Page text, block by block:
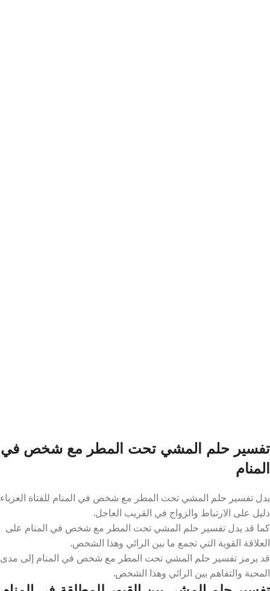
تفسير حلم المشي تحت المطر مع شخص في
المنام
يدل تفسير حلم المشي تحت المطر مع شخص في المنام للفتاة العزباء
دليل على الارتباط والزواج في القريب العاجل.
كما قد يدل تفسير حلم المشي تحت المطر مع شخص في المنام على
العلاقة القوية التي تجمع ما بين الرائي وهذا الشخص.
قد يرمز تفسير حلم المشي تحت المطر مع شخص في المنام إلى مدى
المحبة والتفاهم بين الرائي وهذا الشخص.